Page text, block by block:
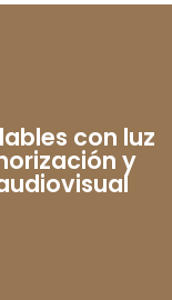
con luz
y